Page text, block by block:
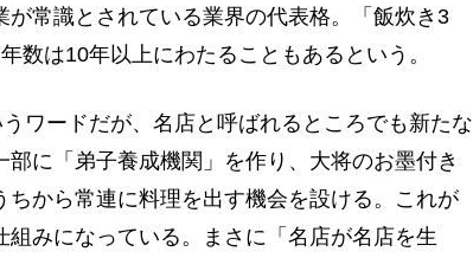
常識とされている業界の代表格。「飯炊き3
数は10年以上にわたることもあるという。
ワードだが、名店と呼ばれるところでも新たな
に「弟子養成機関」を作り、大将のお墨付き
ちから常連に料理を出す機会を設ける。これが
みになっている。まさに「名店が名店を生